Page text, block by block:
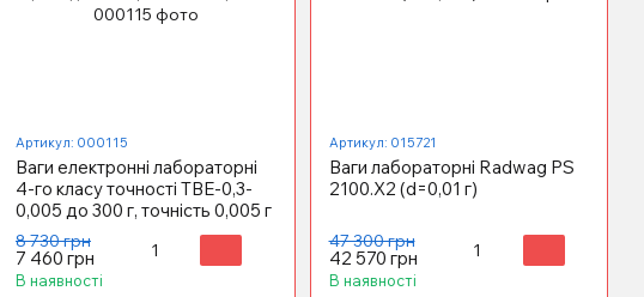
Артикул: 000115
Ваги електронні лабораторні
4-го класу точності ТВЕ-0,3-
0,005 до 300 г, точність 0,005 г
8 730 грн
7 460 грн
В наявності
Артикул: 015721
Ваги лабораторні Radwag PS
2100.X2 (d=0,01 г)
47 300 грн
42 570 грн
В наявності